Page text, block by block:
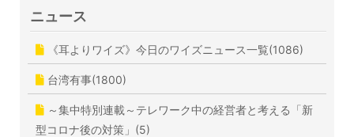
ニュース
《耳よりワイズ》今日のワイズニュース一覧(1086)
台湾有事(1800)
～集中特別連載～テレワーク中の経営者と考える「新
型コロナ後の対策」(5)